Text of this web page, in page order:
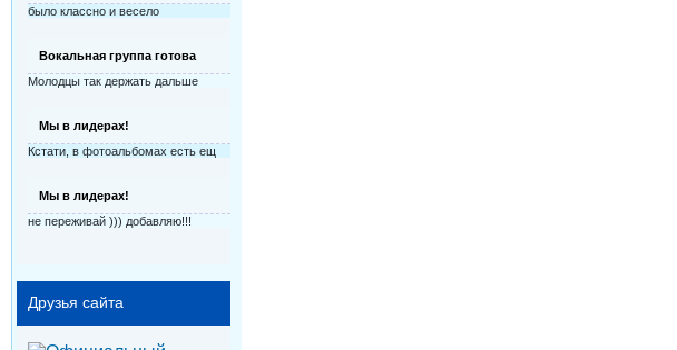
было классно и весело
Вокальная группа готова
Молодцы так держать дальше
Мы в лидерах!
Кстати, в фотоальбомах есть ещ
Мы в лидерах!
не переживай ))) добавляю!!!
Друзья сайта